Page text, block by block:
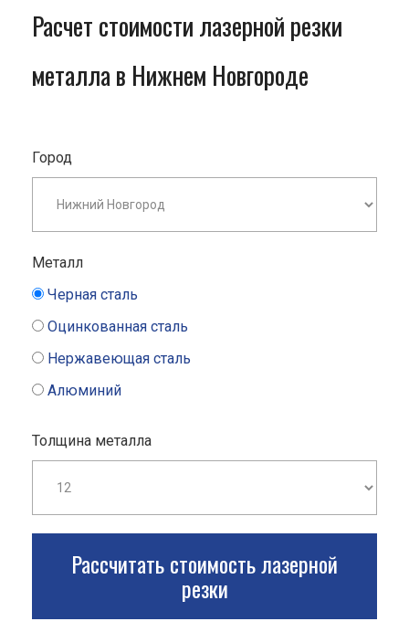
Расчет стоимости лазерной резки
металла в Нижнем Новгороде
Город
Металл
Черная сталь
Оцинкованная сталь
Нержавеющая сталь
Алюминий
Толщина металла
Рассчитать стоимость лазерной
резки